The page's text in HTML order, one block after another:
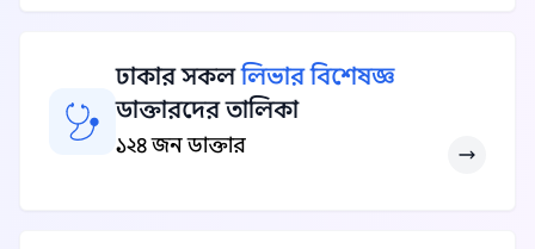
ঢাকার সকললিভার বিশেষজ্ঞ
ডাক্তারদের তালিকা
১২৪ জন ডাক্তার